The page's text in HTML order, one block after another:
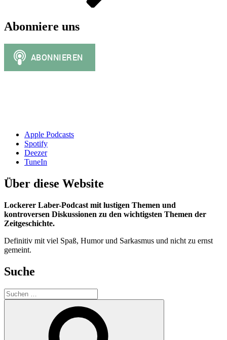
Abonniere uns
Apple Podcasts
Spotify
Deezer
TuneIn
Über diese Website
Lockerer Laber-Podcast mit lustigen Themen und
kontroversen Diskussionen zu den wichtigsten Themen der
Zeitgeschichte.
Definitiv mit viel Spaß, Humor und Sarkasmus und nicht zu ernst
gemeint.
Suche
Suchen
nach: